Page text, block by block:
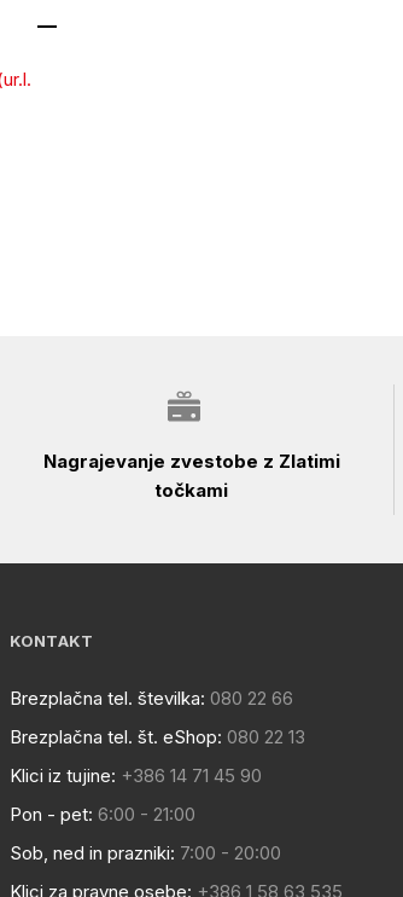
Nagrajevanje zvestobe z Zlatimi
točkami
KONTAKT
Brezplačna tel. številka: 080 22 66
Brezplačna tel. št. eShop: 080 22 13
Klici iz tujine: +386 14 71 45 90
Pon - pet: 6:00 - 21:00
Sob, ned in prazniki: 7:00 - 20:00
Klici za pravne osebe: +386 1 58 63 535